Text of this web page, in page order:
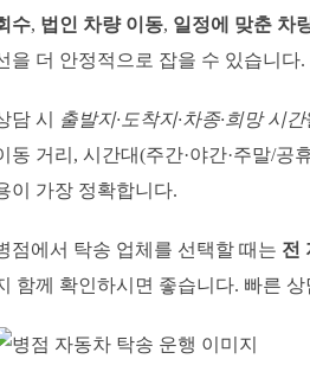
수, 법인 차량 이동, 일정에 맞춘 차
을 더 안정적으로 잡을 수 있습니다.
담 시 출발지·도착지·차종·희망 시간
동 거리, 시간대(주간·야간·주말/
이 가장 정확합니다.
점에서 탁송 업체를 선택할 때는 전
함께 확인하시면 좋습니다. 빠른